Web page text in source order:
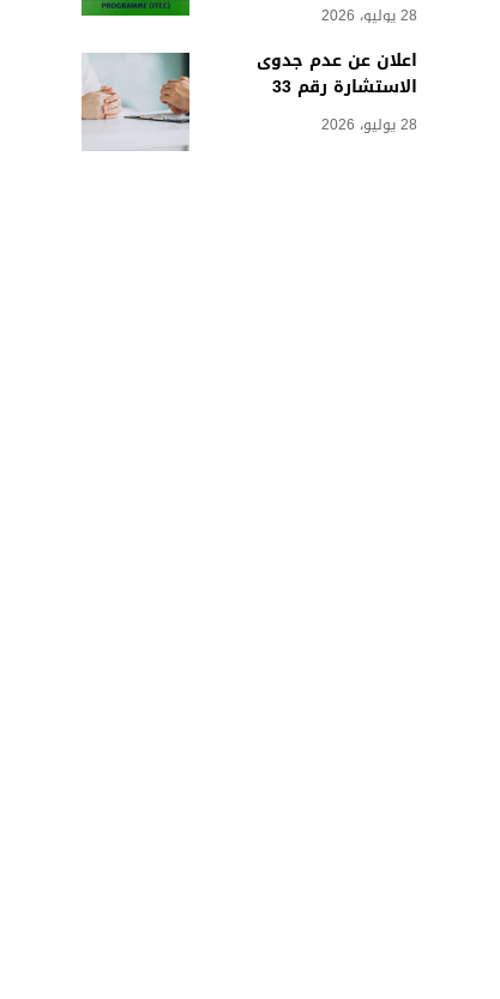
28 يوليو، 2026
اعلان عن عدم جدوى
الاستشارة رقم 33
28 يوليو، 2026